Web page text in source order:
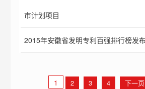
市计划项目
2015年安徽省发明专利百强排行榜发
1 2 3 4 下一页